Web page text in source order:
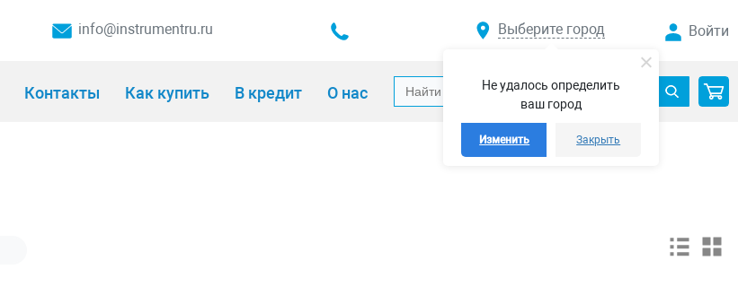
Не удалось определить
ваш город
Изменить Закрыть
info@instrumentru.ru Выберите город Войти
Контакты Как купить В кредит О нас